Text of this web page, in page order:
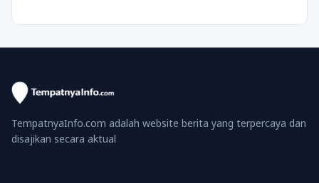
TempatnyaInfo.com adalah website berita yang terpercaya dan
disajikan secara aktual